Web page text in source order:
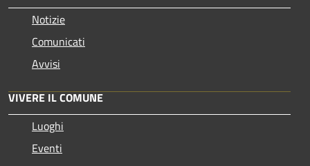
Notizie
Comunicati
Avvisi
VIVERE IL COMUNE
Luoghi
Eventi